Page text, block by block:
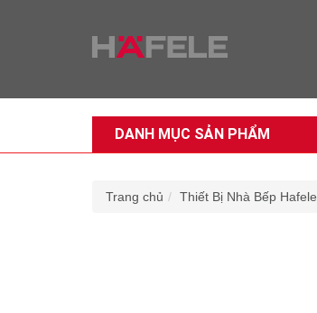
DANH MỤC SẢN PHẨM
Trang chủ Thiết Bị Nhà Bếp Hafele